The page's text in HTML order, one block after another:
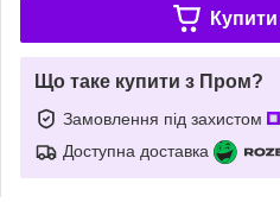
Купити
Що таке купити з Пром?
Замовлення під захистом
Доступна доставка